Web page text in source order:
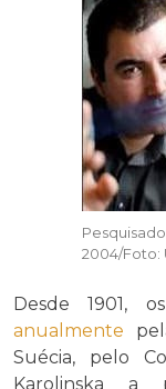
2004/Foto:
Desde 1901,
anualmente
Suécia, pelo
Karolinska a